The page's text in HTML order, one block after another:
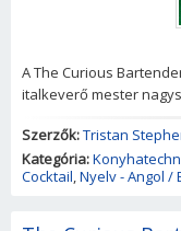
A The Curious
italkeverő mester
Szerzők:Tristan
Kategória:
Cocktail,Nyelv - Angol /